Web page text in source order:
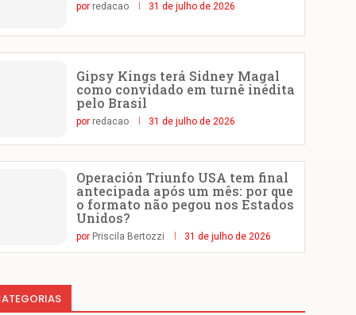
por redacao 31 de julho de 2026
Gipsy Kings terá Sidney Magal
como convidado em turnê inédita
pelo Brasil
por redacao 31 de julho de 2026
Operación Triunfo USA tem final
antecipada após um mês: por que
o formato não pegou nos Estados
Unidos?
por Priscila Bertozzi 31 de julho de 2026